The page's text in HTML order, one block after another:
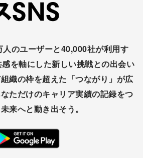
のユーザーと40,000社が利用す
を軸にした新しい挑戦との出会い
織の枠を超えた「つながり」が広
ただけのキャリア実績の記録をつ
来へと動き出そう。